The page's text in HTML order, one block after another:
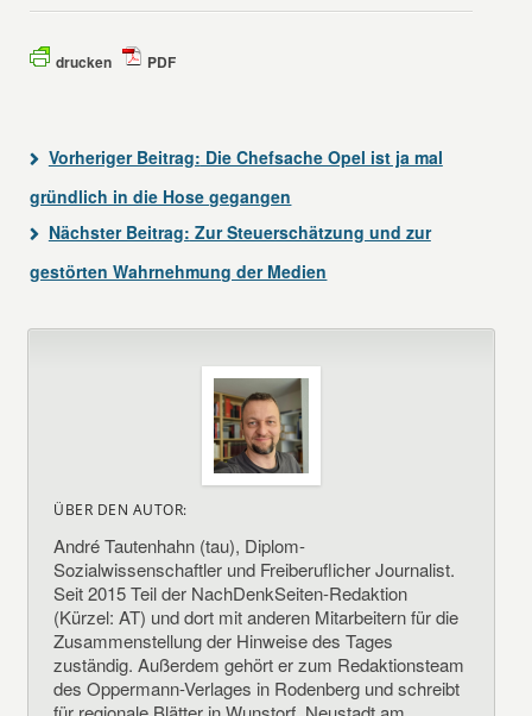
drucken PDF
Vorheriger Beitrag: Die Chefsache Opel ist ja mal
gründlich in die Hose gegangen
Nächster Beitrag: Zur Steuerschätzung und zur
gestörten Wahrnehmung der Medien
ÜBER DEN AUTOR:
André Tautenhahn (tau), Diplom-
Sozialwissenschaftler und Freiberuflicher Journalist.
Seit 2015 Teil der NachDenkSeiten-Redaktion
(Kürzel: AT) und dort mit anderen Mitarbeitern für die
Zusammenstellung der Hinweise des Tages
zuständig. Außerdem gehört er zum Redaktionsteam
des Oppermann-Verlages in Rodenberg und schreibt